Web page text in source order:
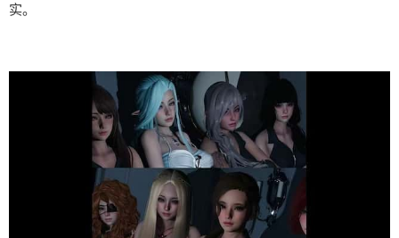
实。